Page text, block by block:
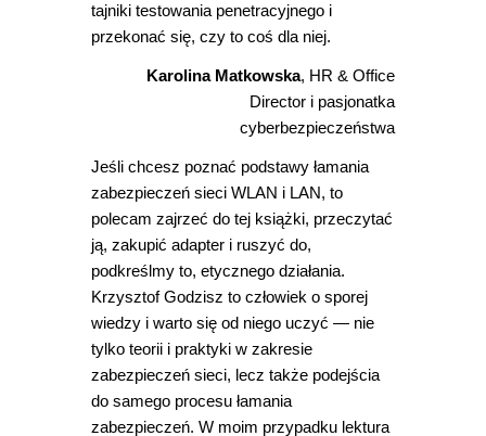
tajniki testowania penetracyjnego i
przekonać się, czy to coś dla niej.
Karolina Matkowska, HR & Office
Director i pasjonatka
cyberbezpieczeństwa
Jeśli chcesz poznać podstawy łamania
zabezpieczeń sieci WLAN i LAN, to
polecam zajrzeć do tej książki, przeczytać
ją, zakupić adapter i ruszyć do,
podkreślmy to, etycznego działania.
Krzysztof Godzisz to człowiek o sporej
wiedzy i warto się od niego uczyć ― nie
tylko teorii i praktyki w zakresie
zabezpieczeń sieci, lecz także podejścia
do samego procesu łamania
zabezpieczeń. W moim przypadku lektura